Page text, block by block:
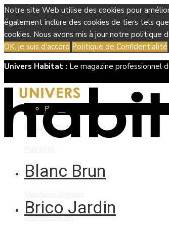
Notre site Web utilise des cookies pour
également inclure des cookies de tiers tels
cookies. Nous avons mis à jour notre
OK, je suis d'accord Politique de Confidentialité
Univers Habitat : Le magazine professionnel
Boutique
Panier
Mon compte
Contact
Abonnez-vous
Blanc Brun
Brico Jardin